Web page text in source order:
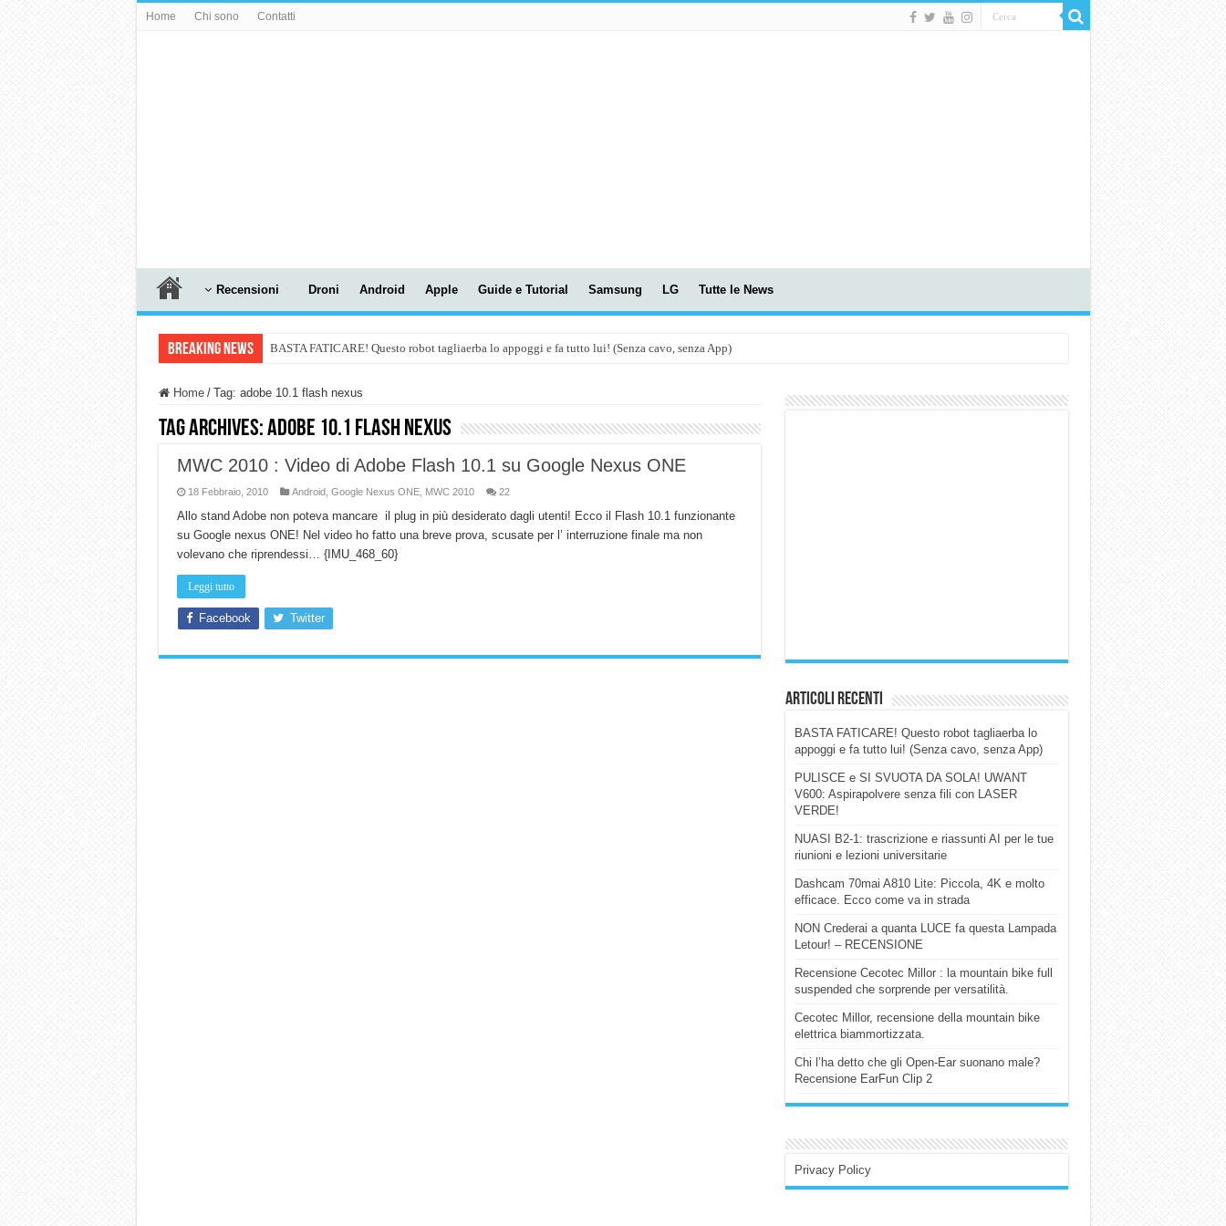
Home Chi sono Contatti
Recensioni Droni Android Apple Guide e Tutorial Samsung LG Tutte le News
Breaking News BASTA FATICARE! Questo robot tagliaerba lo appoggi e fa tutto lui! (Senza cavo, senza App)
Dashcam 70mai A810 Lite: Piccola, 4K e molto efficace. Ecco come va in strada
NON Crederai a quanta LUCE fa questa Lampada Letour! – RECENSIONE
Cecotec Millor, recensione della mountain bike elettrica biammortizzata.
Chi l’ha detto che gli Open-Ear suonano male? Recensione EarFun Clip 2
BENKS OMNIWARRIOR: Più di un semplice vetro temperato!
Brondi Amico VERO 4G : Focus su SOS e comandi da remoto
Home / Tag: adobe 10.1 flash nexus
Tag Archives:adobe 10.1 flash nexus
MWC 2010 : Video di Adobe Flash 10.1 su Google Nexus ONE
18 Febbraio, 2010 Android, Google Nexus ONE, MWC 2010 22
Allo stand Adobe non poteva mancare il plug in più desiderato dagli utenti! Ecco il Flash 10.1 funzionante
su Google nexus ONE! Nel video ho fatto una breve prova, scusate per l’ interruzione finale ma non
volevano che riprendessi… {IMU_468_60}
Leggi tutto
Facebook Twitter
Articoli Recenti
BASTA FATICARE! Questo robot tagliaerba lo
appoggi e fa tutto lui! (Senza cavo, senza App)
PULISCE e SI SVUOTA DA SOLA! UWANT
V600: Aspirapolvere senza fili con LASER
VERDE!
NUASI B2-1: trascrizione e riassunti AI per le tue
riunioni e lezioni universitarie
Dashcam 70mai A810 Lite: Piccola, 4K e molto
efficace. Ecco come va in strada
NON Crederai a quanta LUCE fa questa Lampada
Letour! – RECENSIONE
Recensione Cecotec Millor : la mountain bike full
suspended che sorprende per versatilità.
Cecotec Millor, recensione della mountain bike
elettrica biammortizzata.
Chi l’ha detto che gli Open-Ear suonano male?
Recensione EarFun Clip 2
Privacy Policy